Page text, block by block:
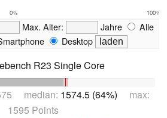
0% 100%
Max. Alter: Jahre
Alle
Desktop
R23 Single Core
median: 1574.5 (64%) max:
1595 Points